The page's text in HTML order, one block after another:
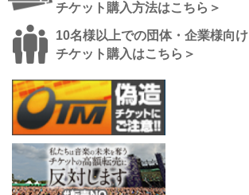
チケット購入方法はこちら＞
10名様以上での団体・企業様向け
チケット購入はこちら＞